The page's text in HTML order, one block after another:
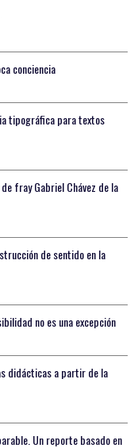
conciencia
tipográfica para textos
fray Gabriel Chávez de la
de sentido en la
no es una excepción
didácticas a partir de la
Un reporte basado en